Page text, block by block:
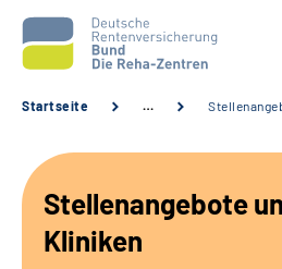
Unsere Kliniken
Startseite …
Stellenangebote
Kliniken